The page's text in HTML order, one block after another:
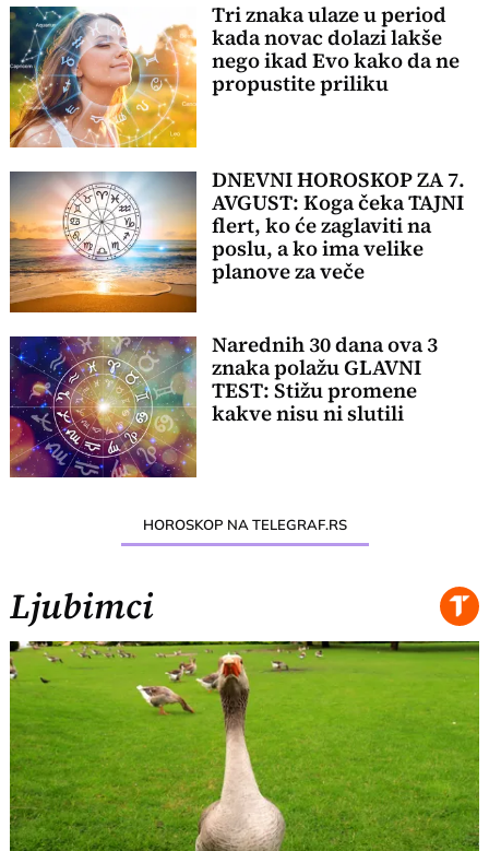
Tri znaka ulaze u period
kada novac dolazi lakše
nego ikad Evo kako da ne
propustite priliku
DNEVNI HOROSKOP ZA 7.
AVGUST: Koga čeka TAJNI
flert, ko će zaglaviti na
poslu, a ko ima velike
planove za veče
Narednih 30 dana ova 3
znaka polažu GLAVNI
TEST: Stižu promene
kakve nisu ni slutili
HOROSKOP NA TELEGRAF.RS
Ljubimci